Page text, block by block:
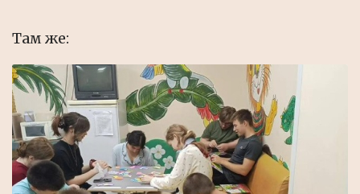
Там же: